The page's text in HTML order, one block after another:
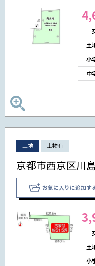
土
小
中
土地 上物有
京都市西京区川
お気に入りに追加す
土
小